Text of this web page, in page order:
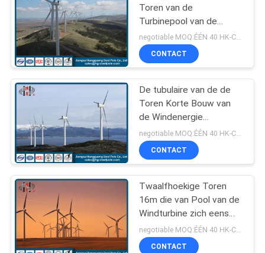
NIEUWS
VERZOEK
OM EEN
CITAAT
SITEMAP
PRIVACYBELEID
Gegalvaniseerd
Staal Pool
100
Staal Elektrische
Pool
70
Toren van de
Turbinepool van de
Aswind Hydraulische
50KW
negotiable MOQ:ÉÉN 40 HK-CONTAINER
CONTACT
De tubulaire van de de
Toren Korte Bouw van
de Windenergie
Monopole Toren van de
de Cycluswind
negotiable MOQ:ÉÉN 40 HK-CONTAINER
CONTACT
Twaalfhoekige Toren
16m die van Pool van de
Windturbine zich eens
zonder Verbinding
vormen
CONTACT